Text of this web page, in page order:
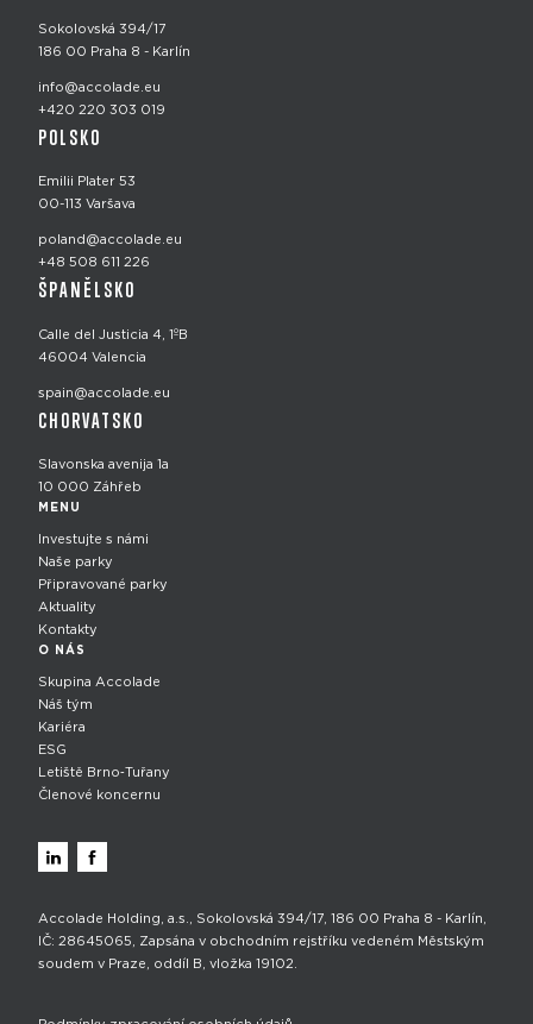
Sokolovská 394/17
186 00 Praha 8 - Karlín
info@accolade.eu
+420 220 303 019
POLSKO
Emilii Plater 53
00-113 Varšava
poland@accolade.eu
+48 508 611 226
ŠPANĚLSKO
Calle del Justicia 4, 1ºB
46004 Valencia
spain@accolade.eu
CHORVATSKO
Slavonska avenija 1a
10 000 Záhřeb
MENU
Investujte s námi
Naše parky
Připravované parky
Aktuality
Kontakty
O NÁS
Skupina Accolade
Náš tým
Kariéra
ESG
Letiště Brno‑Tuřany
Členové koncernu
Accolade Holding, a.s., Sokolovská 394/17, 186 00 Praha 8 - Karlín,
IČ: 28645065, Zapsána v obchodním rejstříku vedeném Městským
soudem v Praze, oddíl B, vložka 19102.